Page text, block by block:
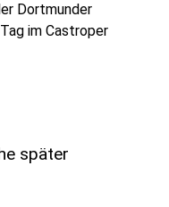
Dortmunder
im Castroper
später